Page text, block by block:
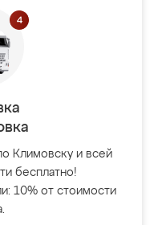
Климовску и всей
бесплатно!
10% от стоимости